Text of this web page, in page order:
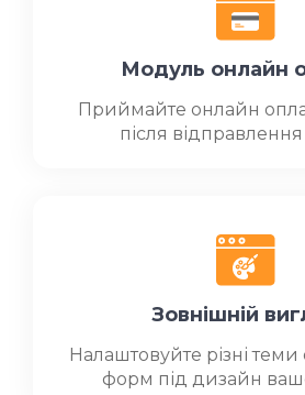
Модуль онлайн
Приймайте онлайн
після
Зовнішній
Налаштовуйте різні
форм під дизайн